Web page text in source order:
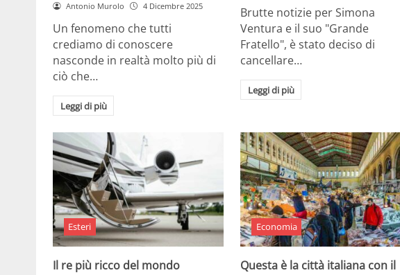
Antonio Murolo 4 Dicembre 2025
Un fenomeno che tutti
crediamo di conoscere
nasconde in realtà molto più di
ciò che…
Leggi di più
Brutte notizie per Simona
Ventura e il suo "Grande
Fratello", è stato deciso di
cancellare…
Leggi di più
Esteri
Il re più ricco del mondo
Economia
Questa è la città italiana con il